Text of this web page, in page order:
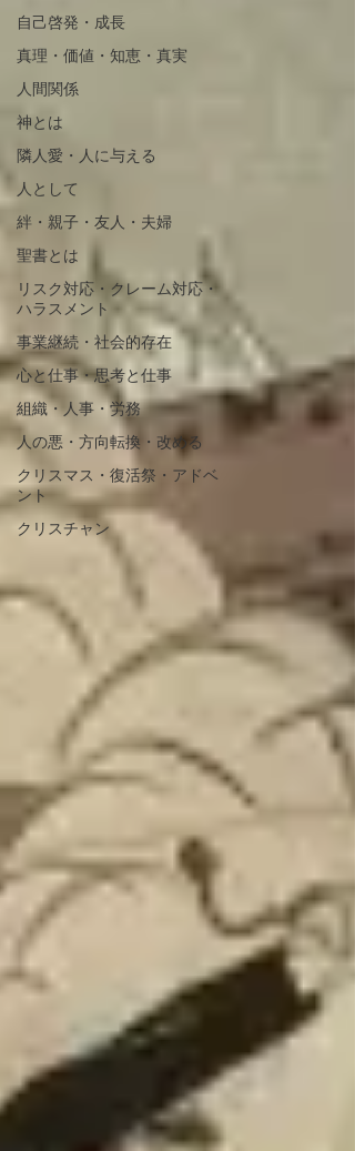
自己啓発・成長
真理・価値・知恵・真実
人間関係
神とは
隣人愛・人に与える
人として
絆・親子・友人・夫婦
聖書とは
リスク対応・クレーム対応・
ハラスメント
事業継続・社会的存在
心と仕事・思考と仕事
組織・人事・労務
人の悪・方向転換・改める
クリスマス・復活祭・アドベ
ント
クリスチャン